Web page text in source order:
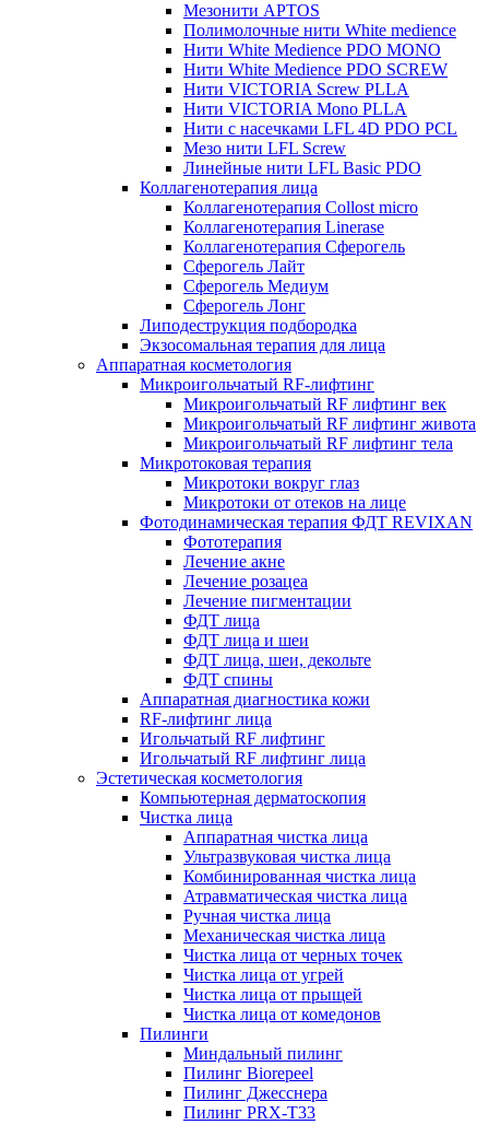
Мезонити APTOS
Полимолочные нити White medience
Нити White Medience PDO MONO
Нити White Medience PDO SCREW
Нити VICTORIA Screw PLLA
Нити VICTORIA Mono PLLA
Нити с насечками LFL 4D PDO PCL
Мезо нити LFL Screw
Линейные нити LFL Basic PDO
Коллагенотерапия лица
Коллагенотерапия Collost micro
Коллагенотерапия Linerase
Коллагенотерапия Сферогель
Сферогель Лайт
Сферогель Медиум
Сферогель Лонг
Липодеструкция подбородка
Экзосомальная терапия для лица
Аппаратная косметология
Микроигольчатый RF-лифтинг
Микроигольчатый RF лифтинг век
Микроигольчатый RF лифтинг живота
Микроигольчатый RF лифтинг тела
Микротоковая терапия
Микротоки вокруг глаз
Микротоки от отеков на лице
Фотодинамическая терапия ФДТ REVIXAN
Фототерапия
Лечение акне
Лечение розацеа
Лечение пигментации
ФДТ лица
ФДТ лица и шеи
ФДТ лица, шеи, декольте
ФДТ спины
Аппаратная диагностика кожи
RF-лифтинг лица
Игольчатый RF лифтинг
Игольчатый RF лифтинг лица
Эстетическая косметология
Компьютерная дерматоскопия
Чистка лица
Аппаратная чистка лица
Ультразвуковая чистка лица
Комбинированная чистка лица
Атравматическая чистка лица
Ручная чистка лица
Механическая чистка лица
Чистка лица от черных точек
Чистка лица от угрей
Чистка лица от прыщей
Чистка лица от комедонов
Пилинги
Миндальный пилинг
Пилинг Biorepeel
Пилинг Джесснера
Пилинг PRX-T33